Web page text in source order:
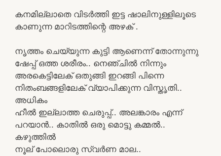
കനമില്ലാതെ വിടർത്തി ഇട്ട ഷാലിനുള്ളിലൂടെ
കാണുന്ന മാറിടത്തിന്റെ അഴക് .
നൃത്തം ചെയ്യുന്ന കുട്ടി ആണെന്ന് തോന്നുന്നു
ഷേപ്പ് ഒത്ത ശരീരം.. നെഞ്ചിൽ നിന്നും
അരകെട്ടിലേക് ഒതുങ്ങി ഇറങ്ങി പിന്നെ
നിതംബങ്ങളിലേക് വ്യാപിക്കുന്ന വിസ്തൃതി..
അധികം
ഹീൽ ഇല്ലാത്ത ചെരുപ്പ്.. അലങ്കാരം എന്ന്
പറയാൻ.. കാതിൽ ഒരു മൊട്ടു കമ്മൽ..
കഴുത്തിൽ
നൂല് പോലൊരു സ്വർണ മാല..